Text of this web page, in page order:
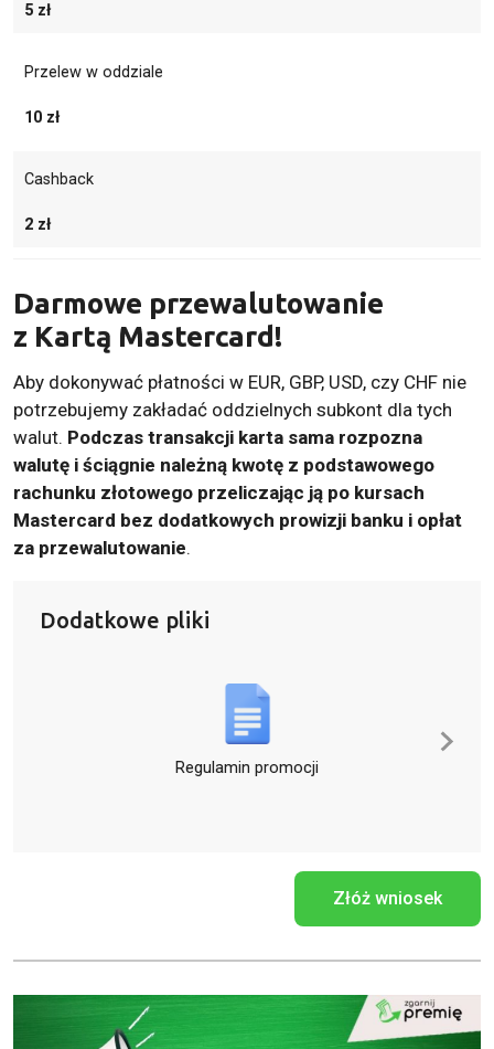
5 zł
Przelew w oddziale
10 zł
Cashback
2 zł
Darmowe przewalutowanie
z Kartą Mastercard!
Aby dokonywać płatności w EUR, GBP, USD, czy CHF nie
potrzebujemy zakładać oddzielnych subkont dla tych
walut. Podczas transakcji karta sama rozpozna
walutę i ściągnie należną kwotę z podstawowego
rachunku złotowego przeliczając ją po kursach
Mastercard bez dodatkowych prowizji banku i opłat
za przewalutowanie.
Dodatkowe pliki
Regulamin promocji
Złóż wniosek